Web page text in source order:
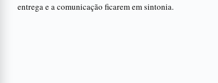
entrega e a comunicação ficarem em sintonia.